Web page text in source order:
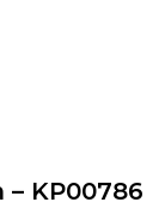
– KP00786